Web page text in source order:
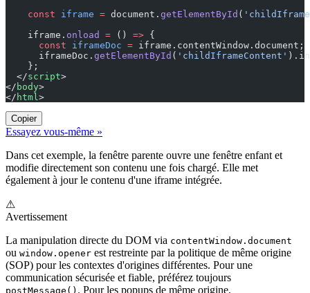
    const
iframe = document. getElementById (
    iframe.
onload = () => {
      const
iframeDoc = iframe.contentWindow.document;
      iframeDoc.
getElementById ( 'childIframeContent'
    };
  </
script>
</ body>
</ html>
Copier
Essayez vous-même »
Dans cet exemple, la fenêtre parente ouvre une fenêtre enfant et
modifie directement son contenu une fois chargé. Elle met
également à jour le contenu d'une iframe intégrée.
⚠
Avertissement
La manipulation directe du DOM via contentWindow.document
ou window.opener est restreinte par la politique de même origine
(SOP) pour les contextes d'origines différentes. Pour une
communication sécurisée et fiable, préférez toujours
postMessage() . Pour les popups de même origine,